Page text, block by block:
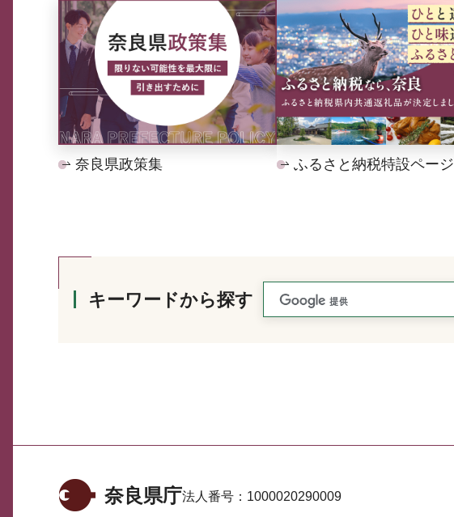
奈良県政策集 ふるさと納税特設ページ
キーワードから探す
奈良県庁法人番号： 1000020290009